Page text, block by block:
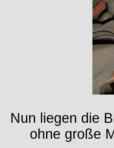
Nun liegen die
ohne große